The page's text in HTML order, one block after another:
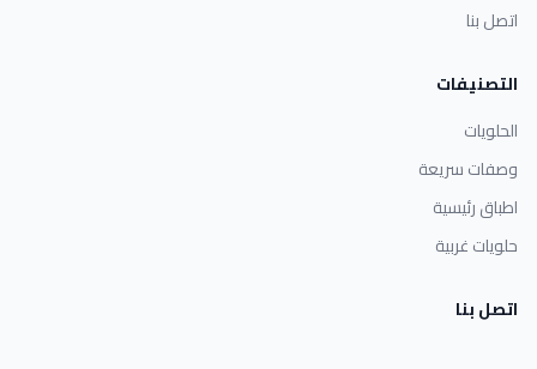
اتصل بنا
التصنيفات
الحلويات
وصفات سريعة
اطباق رئيسية
حلويات غربية
اتصل بنا